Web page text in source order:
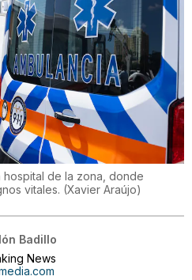
de la zona, donde
vitales. (Xavier Araújo)
Badillo
News